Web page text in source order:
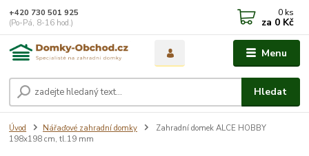
Menu
Hledat
+420 730 501 925
(Po-Pá, 8-16 hod.)
0 ks
za 0 Kč
Úvod Nářaďové zahradní domky
Zahradní domek ALCE HOBBY
198x198 cm, tl.19 mm